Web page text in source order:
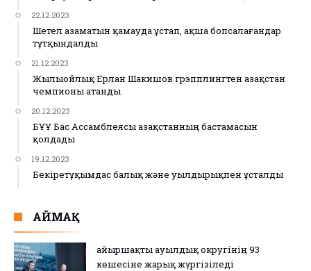
22.12.2023
Шетел азаматын қамауда ұстап, ақша бопсалағандар
тұтқындалды
21.12.2023
Жылыойлық Ерлан Шакишов грэпплингтен Қазақстан
чемпионы атанды
20.12.2023
БҰҰ Бас Ассамблеясы Қазақстанның бастамасын
қолдады
19.12.2023
Бекіретұқымдас балық және уылдырықпен ұсталды
АЙМАҚ
Қайыршақты ауылдық округінің 93
көшесіне жарық жүргізіледі